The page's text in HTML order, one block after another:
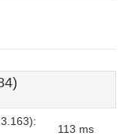
113 ms